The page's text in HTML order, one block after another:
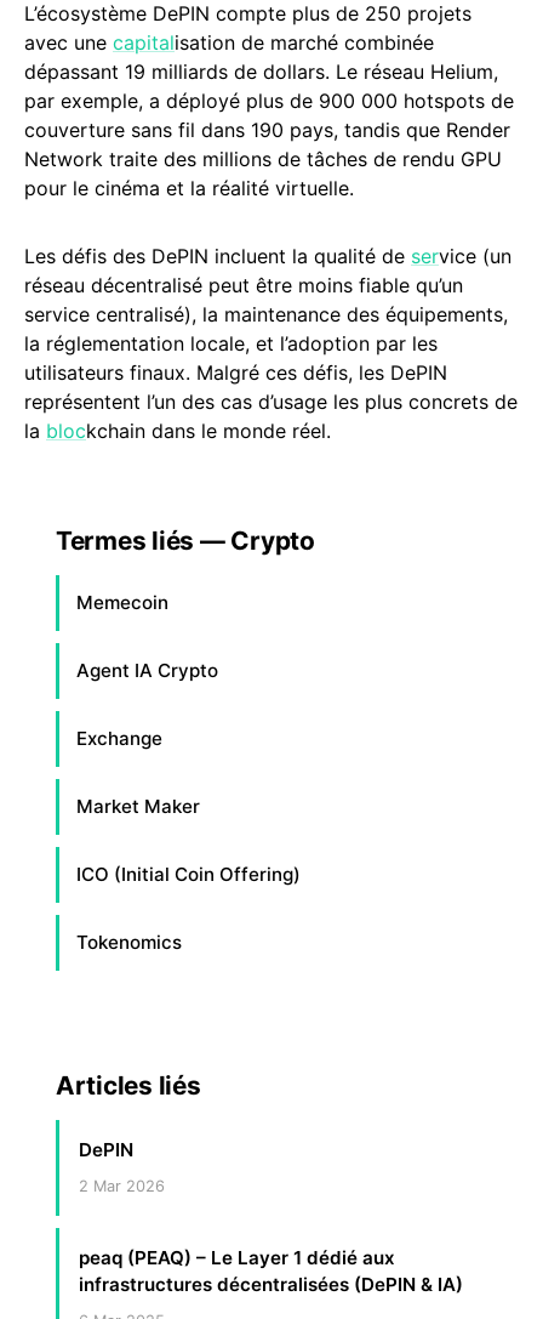
L’écosystème DePIN compte plus de 250 projets
avec une capitalisation de marché combinée
dépassant 19 milliards de dollars. Le réseau Helium,
par exemple, a déployé plus de 900 000 hotspots de
couverture sans fil dans 190 pays, tandis que Render
Network traite des millions de tâches de rendu GPU
pour le cinéma et la réalité virtuelle.
Les défis des DePIN incluent la qualité de service (un
réseau décentralisé peut être moins fiable qu’un
service centralisé), la maintenance des équipements,
la réglementation locale, et l’adoption par les
utilisateurs finaux. Malgré ces défis, les DePIN
représentent l’un des cas d’usage les plus concrets de
la blockchain dans le monde réel.
Termes liés — Crypto
Memecoin
Agent IA Crypto
Exchange
Market Maker
ICO (Initial Coin Offering)
Tokenomics
Articles liés
DePIN
2 Mar 2026
peaq (PEAQ) – Le Layer 1 dédié aux
infrastructures décentralisées (DePIN & IA)